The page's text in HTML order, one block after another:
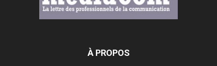
À PROPOS